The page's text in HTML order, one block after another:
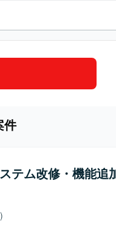
件
テム改修・機能追